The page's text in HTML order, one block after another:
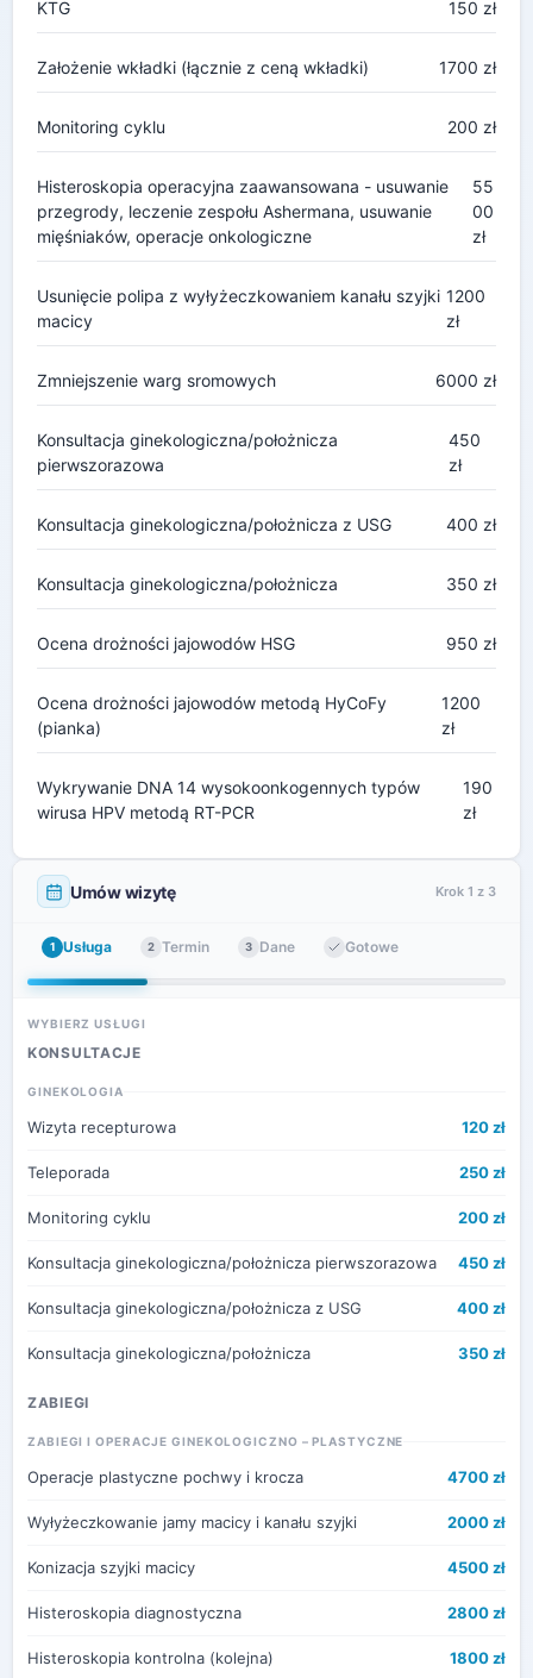
KTG 150 zł
Założenie wkładki (łącznie z ceną wkładki) 1700 zł
Monitoring cyklu 200 zł
Histeroskopia operacyjna zaawansowana - usuwanie
przegrody, leczenie zespołu Ashermana, usuwanie
mięśniaków, operacje onkologiczne
55
00
zł
Usunięcie polipa z wyłyżeczkowaniem kanału szyjki
macicy
1200
zł
Zmniejszenie warg sromowych 6000 zł
Konsultacja ginekologiczna/położnicza
pierwszorazowa
450
zł
Konsultacja ginekologiczna/położnicza z USG 400 zł
Konsultacja ginekologiczna/położnicza 350 zł
Ocena drożności jajowodów HSG 950 zł
Ocena drożności jajowodów metodą HyCoFy
(pianka)
1200
zł
Wykrywanie DNA 14 wysokoonkogennych typów
wirusa HPV metodą RT-PCR
190
zł
Umów wizytę Krok 1 z 3
1 Usługa 2 Termin 3 Dane Gotowe
WYBIERZ USŁUGI
KONSULTACJE
GINEKOLOGIA
Wizyta recepturowa 120 zł
Teleporada 250 zł
Monitoring cyklu 200 zł
Konsultacja ginekologiczna/położnicza pierwszorazowa 450 zł
Konsultacja ginekologiczna/położnicza z USG 400 zł
Konsultacja ginekologiczna/położnicza 350 zł
ZABIEGI
ZABIEGI I OPERACJE GINEKOLOGICZNO – PLASTYCZNE
Operacje plastyczne pochwy i krocza 4700 zł
Wyłyżeczkowanie jamy macicy i kanału szyjki 2000 zł
Konizacja szyjki macicy 4500 zł
Histeroskopia diagnostyczna 2800 zł
Histeroskopia kontrolna (kolejna) 1800 zł